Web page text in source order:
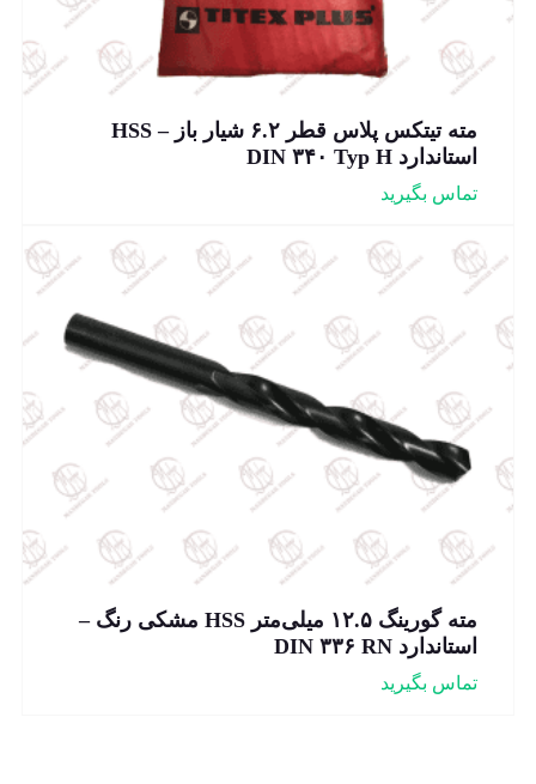
مته تیتکس پلاس قطر ۶.۲ شیار باز – HSS
استاندارد DIN ۳۴۰ Typ H
تماس بگیرید
مته گورینگ ۱۲.۵ میلی‌متر HSS مشکی رنگ –
استاندارد DIN ۳۳۶ RN
تماس بگیرید